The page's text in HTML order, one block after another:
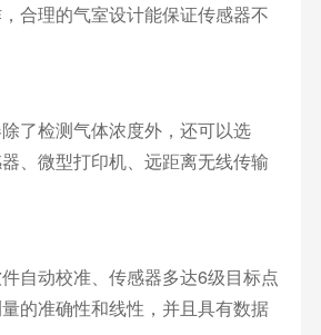
合理的气室设计能保证传感器不
检测气体浓度外，还可以选
、微型打印机、远距离无线传输
动校准、传感器多达6级目标点
的准确性和线性，并且具有数据